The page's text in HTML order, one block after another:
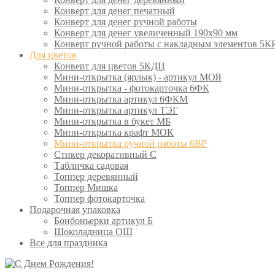
Конверт для денег печатный
Конверт для денег ручной работы
Конверт для денег увеличенный 190х90 мм
Конверт ручной работы с накладным элементов
Для цветов
Конверт для цветов 5КДЦ
Мини-открытка (ярлык) - артикул МОЯ
Мини-открытка - фотокарточка 6ФК
Мини-открытка артикул 6ФКМ
Мини-открытка артикул ТЭГ
Мини-открытка в букет МБ
Мини-открытка крафт МОК
Мини-открытка ручной работы 6ВР
Стикер декоративный С
Табличка садовая
Топпер деревянный
Топпер Мишка
Топпер фотокарточка
Подарочная упаковка
Бонбоньерки артикул Б
Шоколадница ОШ
Все для праздника